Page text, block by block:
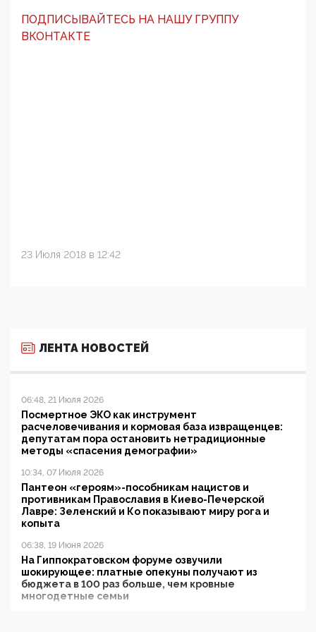
ПОДПИСЫВАЙТЕСЬ НА НАШУ ГРУППУ
ВКОНТАКТЕ
23 Июля 2018 в 12:42
ЛЕНТА НОВОСТЕЙ
06:48, 21 Июля 2026
Посмертное ЭКО как инструмент
расчеловечивания и кормовая база извращенцев:
депутатам пора остановить нетрадиционные
методы «спасения демографии»
10:34, 07 Июля 2026
Пантеон «героям»-пособникам нацистов и
противникам Православия в Киево-Печерской
Лавре: Зеленский и Ко показывают миру рога и
копыта
06:38, 19 Июня 2026
На Гиппократовском форуме озвучили
шокирующее: платные опекуны получают из
бюджета в 100 раз больше, чем кровные
многодетные семьи